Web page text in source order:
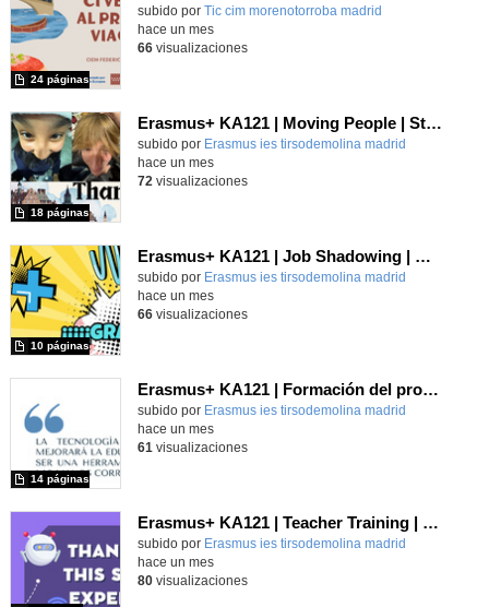
Contenido educativo.
subido por Tic cim morenotorroba madrid
24 páginas
hace un mes
66visualizaciones
Erasmus+ KA121 | Moving People | Student Presentation | Neustadt 2024
Contenido educativo.
subido por Erasmus ies tirsodemolina madrid
18 páginas
hace un mes
72 visualizaciones
Erasmus+ KA121 | Job Shadowing | Cork Educate Together 2025
Contenido educativo.
subido por Erasmus ies tirsodemolina madrid
10 páginas
hace un mes
66visualizaciones
Erasmus+ KA121 | Formación del profesorado | ChatGPT and Basic AI Tools | Split 2024
Contenido educativo.
subido por Erasmus ies tirsodemolina madrid
14 páginas
hace un mes
61 visualizaciones
Erasmus+ KA121 | Teacher Training | Educational Robotics | Setúbal 2024
Contenido educativo.
subido por Erasmus ies tirsodemolina madrid
hace un mes
80visualizaciones